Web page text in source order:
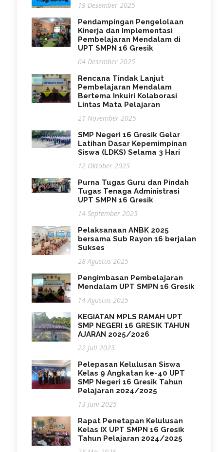
19 Desember 2025
Pendampingan Pengelolaan
Kinerja dan Implementasi
Pembelajaran Mendalam di
UPT SMPN 16 Gresik
04 Desember 2025
Rencana Tindak Lanjut
Pembelajaran Mendalam
Bertema Inkuiri Kolaborasi
Lintas Mata Pelajaran
21 November 2025
SMP Negeri 16 Gresik Gelar
Latihan Dasar Kepemimpinan
Siswa (LDKS) Selama 3 Hari
12 Oktober 2025
Purna Tugas Guru dan Pindah
Tugas Tenaga Administrasi
UPT SMPN 16 Gresik
14 September 2025
Pelaksanaan ANBK 2025
bersama Sub Rayon 16 berjalan
Sukses
28 Agustus 2025
Pengimbasan Pembelajaran
Mendalam UPT SMPN 16 Gresik
14 Agustus 2025
KEGIATAN MPLS RAMAH UPT
SMP NEGERI 16 GRESIK TAHUN
AJARAN 2025/2026
22 Juli 2025
Pelepasan Kelulusan Siswa
Kelas 9 Angkatan ke-40 UPT
SMP Negeri 16 Gresik Tahun
Pelajaran 2024/2025
13 Juni 2025
Rapat Penetapan Kelulusan
Kelas IX UPT SMPN 16 Gresik
Tahun Pelajaran 2024/2025